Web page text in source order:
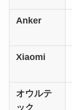
Anker
Xiaomi
オウルテ
ック